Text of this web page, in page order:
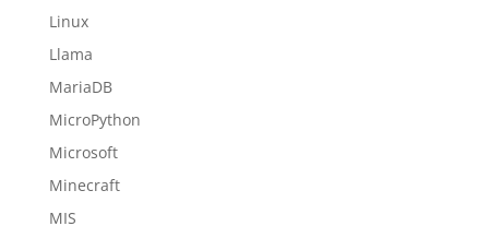
Linux
Llama
MariaDB
MicroPython
Microsoft
Minecraft
MIS